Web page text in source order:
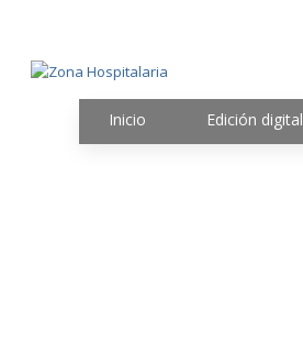
Inicio Edición digital